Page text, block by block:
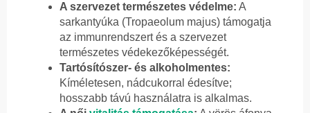
A szervezet természetes védelme: A
sarkantyúka (Tropaeolum majus) támogatja
az immunrendszert és a szervezet
természetes védekezőképességét.
Tartósítószer- és alkoholmentes:
Kíméletesen, nádcukorral édesítve;
hosszabb távú használatra is alkalmas.